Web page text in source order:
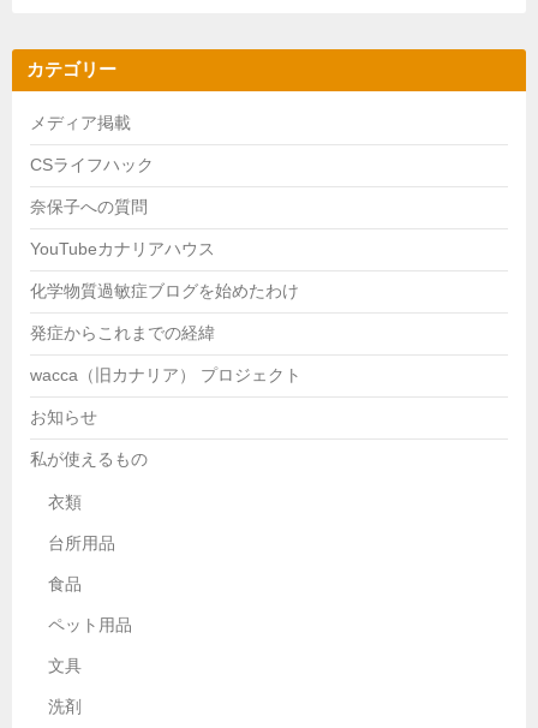
カテゴリー
メディア掲載
CSライフハック
奈保子への質問
YouTubeカナリアハウス
化学物質過敏症ブログを始めたわけ
発症からこれまでの経緯
wacca（旧カナリア） プロジェクト
お知らせ
私が使えるもの
衣類
台所用品
食品
ペット用品
文具
洗剤